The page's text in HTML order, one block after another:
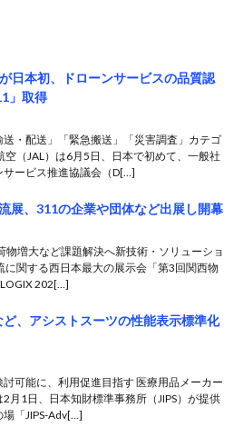
日本初、ドローンサービスの品質認
」取得
・配送」「緊急搬送」「災害調査」カテゴ
空（JAL）は6月5日、日本で初めて、一般社
サービス推進協議会（D[…]
展、311の企業や団体など出展し開幕
物増大など課題解決へ新技術・ソリューショ
に関する西日本最大の展示会「第3回関西物
202[…]
ど、アシストスーツの性能表示標準化
可能に、利用促進目指す 医療用品メーカー
月1日、日本知財標準事務所（JIPS）が提供
場「JIPS-Adv[…]